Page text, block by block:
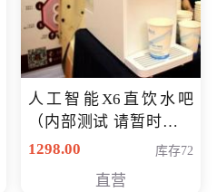
人工智能X6直饮水吧
（内部测试 请暂时不要
购买）
1298.00 库存72
直营